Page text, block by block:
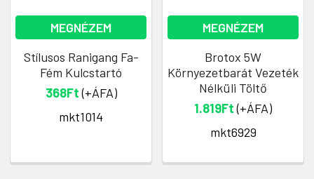
MEGNÉZEM
Stílusos Ranigang Fa-
Fém Kulcstartó
368Ft(+ÁFA)
mkt1014
MEGNÉZEM
Brotox 5W
Környezetbarát Vezeték
Nélküli Töltő
1.819Ft(+ÁFA)
mkt6929